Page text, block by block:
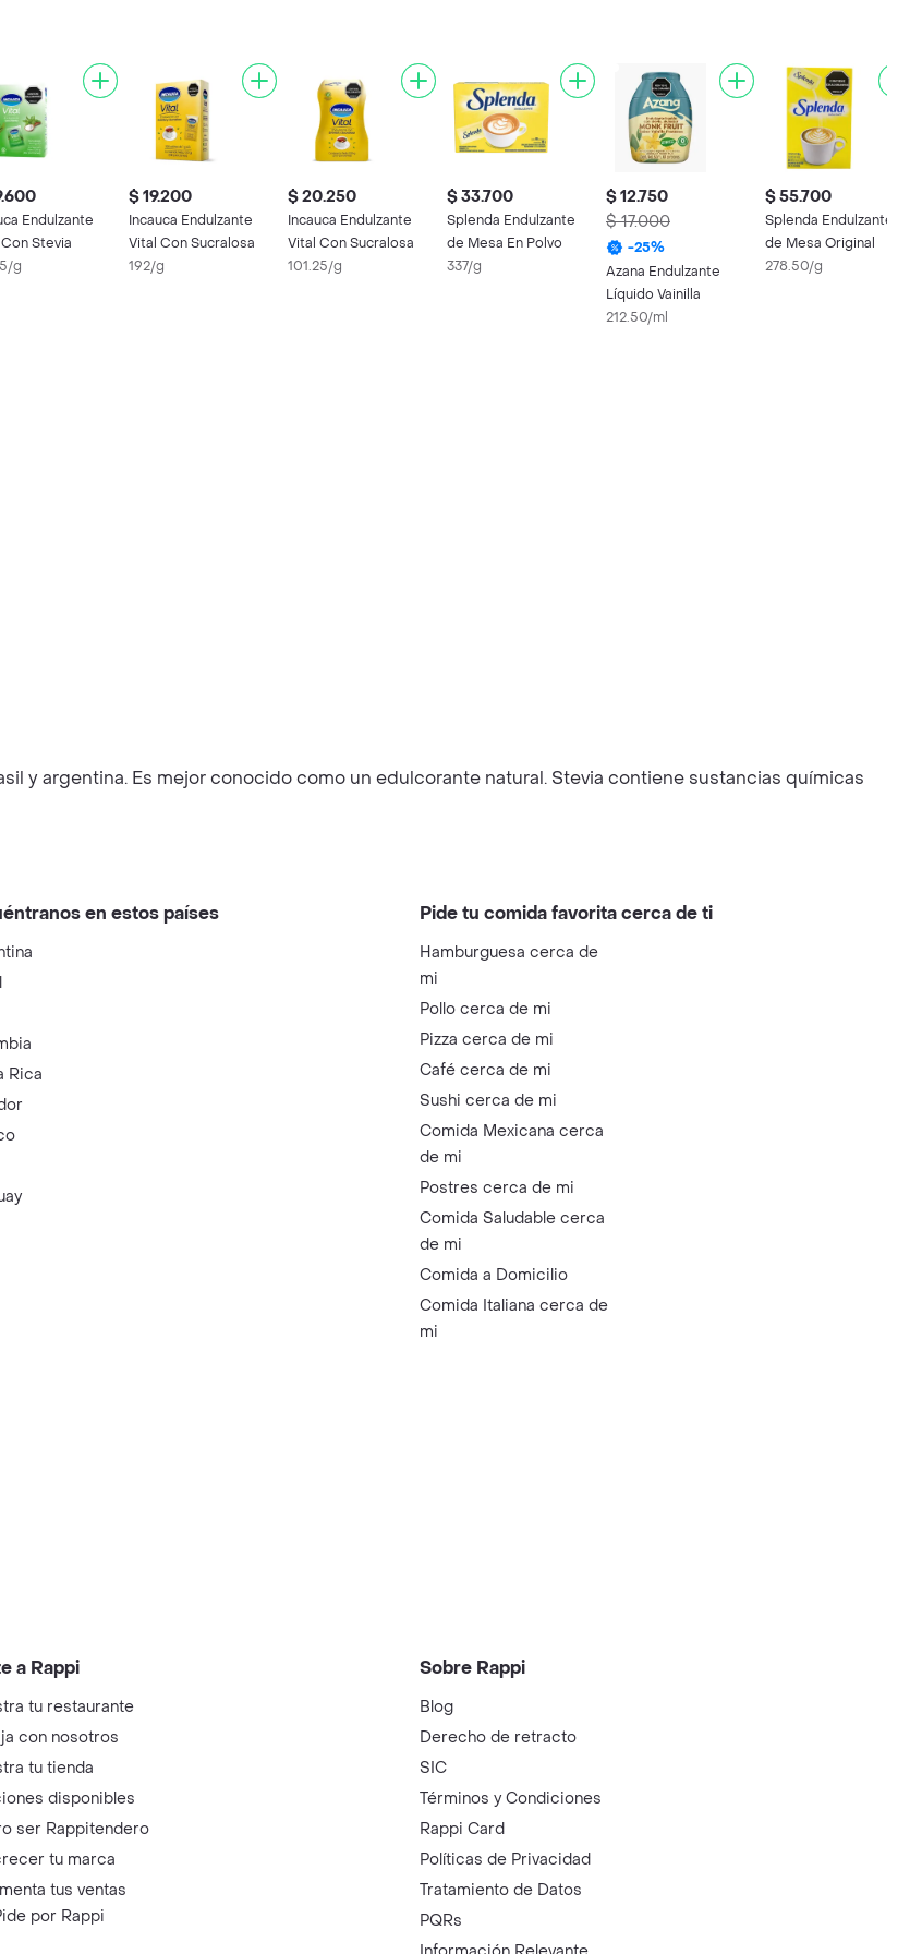
Endulzante
Stevia
g
$ 19.200
Incauca Endulzante
Vital Con Sucralosa
192/g
$ 20.250
Incauca Endulzante
Vital Con Sucralosa
101.25/g
$ 33.700
Splenda Endulzante
de Mesa En Polvo
337/g
$ 12.750
$ 17.000
-25%
Azana Endulzante
Líquido Vainilla
212.50/ml
$ 55.700
Splenda Endulzante
de Mesa Original
278.50/g
y argentina. Es mejor conocido como un edulcorante natural. Stevia contiene sustancias químicas
en estos países
Rica
Pide tu comida favorita cerca de ti
Hamburguesa cerca de
mi
Pollo cerca de mi
Pizza cerca de mi
Café cerca de mi
Sushi cerca de mi
Comida Mexicana cerca
de mi
Postres cerca de mi
Comida Saludable cerca
de mi
Comida a Domicilio
Comida Italiana cerca de
mi
a Rappi
tu restaurante
con nosotros
tu tienda
disponibles
ser Rappitendero
tu marca
tus ventas
por Rappi
Sobre Rappi
Blog
Derecho de retracto
SIC
Términos y Condiciones
Rappi Card
Políticas de Privacidad
Tratamiento de Datos
PQRs